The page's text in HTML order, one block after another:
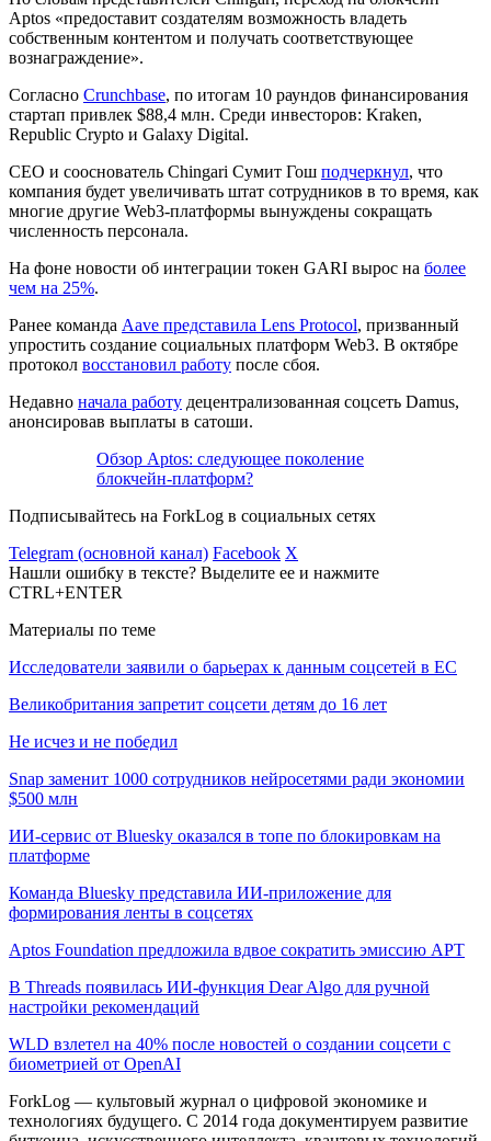
Aptos «предоставит создателям возможность владеть
собственным контентом и получать соответствующее
вознаграждение».
Согласно Crunchbase, по итогам 10 раундов финансирования
стартап привлек $88,4 млн. Среди инвесторов: Kraken,
Republic Crypto и Galaxy Digital.
CEO и сооснователь Chingari Сумит Гош подчеркнул, что
компания будет увеличивать штат сотрудников в то время, как
многие другие Web3-платформы вынуждены сокращать
численность персонала.
На фоне новости об интеграции токен GARI вырос на более
чем на 25%.
Ранее команда Aave представила Lens Protocol, призванный
упростить создание социальных платформ Web3. В октябре
протокол восстановил работу после сбоя.
Недавно начала работу децентрализованная соцсеть Damus,
анонсировав выплаты в сатоши.
Обзор Aptos: следующее поколение
блокчейн-платформ?
Подписывайтесь на ForkLog в социальных сетях
Telegram (основной канал) Facebook X
Нашли ошибку в тексте? Выделите ее и нажмите
CTRL+ENTER
Материалы по теме
Исследователи заявили о барьерах к данным соцсетей в ЕС
Великобритания запретит соцсети детям до 16 лет
Не исчез и не победил
Snap заменит 1000 сотрудников нейросетями ради экономии
$500 млн
ИИ-сервис от Bluesky оказался в топе по блокировкам на
платформе
Команда Bluesky представила ИИ-приложение для
формирования ленты в соцсетях
Aptos Foundation предложила вдвое сократить эмиссию APT
В Threads появилась ИИ-функция Dear Algo для ручной
настройки рекомендаций
WLD взлетел на 40% после новостей о создании соцсети с
биометрией от OpenAI
ForkLog — культовый журнал о цифровой экономике и
технологиях будущего. С 2014 года документируем развитие